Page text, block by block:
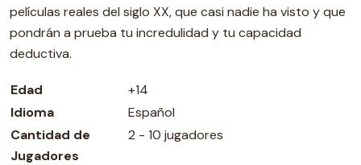
películas reales del siglo XX, que casi nadie ha visto y que
pondrán a prueba tu incredulidad y tu capacidad
deductiva.
Edad
+14
Idioma
Español
Cantidad de
Jugadores
2 - 10 jugadores